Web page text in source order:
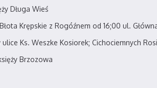
Długa Wieś
Krępskie z Rogóźnem od 16;00 ul.
Ks. Weszke Kosiorek; Cichociemnych
Brzozowa